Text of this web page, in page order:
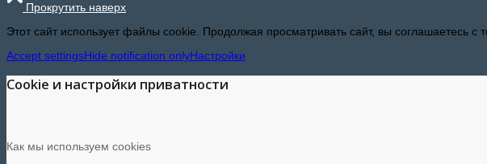
Прокрутить наверх
Этот сайт использует файлы cookie. Продолжая просматривать сайт, вы соглашаетесь
Accept settingsHide notification onlyНастройки
Cookie и настройки приватности
Как мы используем cookies